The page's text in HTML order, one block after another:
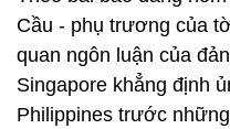
Cầu - phụ trương của
quan ngôn luận của
Singapore khẳng định
Philippines trước